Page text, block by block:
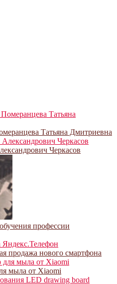
Татьяна Дмитриевна
Черкасов
профессии
продажа нового смартфона
мыла от Xiaomi